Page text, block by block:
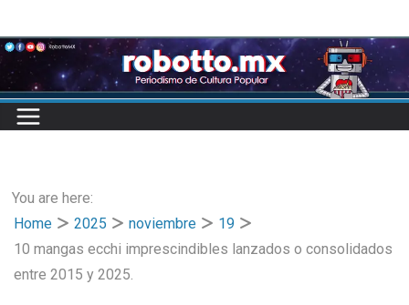
to
content
You are here:
Home
2025 noviembre
19
10 mangas ecchi imprescindibles lanzados o consolidados
entre 2015 y 2025.